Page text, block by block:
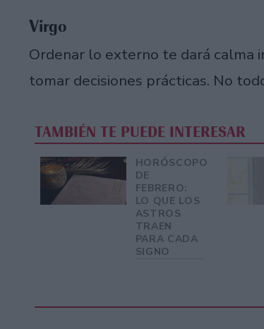
Virgo
Ordenar lo externo te dará calma
tomar decisiones prácticas. No
TAMBIÉN TE PUEDE INTERESAR
HORÓSCOPO
DE
FEBRERO:
LO QUE LOS
ASTROS
TRAEN
PARA CADA
SIGNO